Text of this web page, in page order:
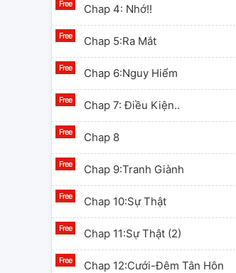
Chap 4: Nhớ!!
Chap 5:Ra Mắt
Chap 6:Nguy Hiểm
Chap 7: Điều Kiện..
Chap 8
Chap 9:Tranh Giành
Chap 10:Sự Thật
Chap 11:Sự Thật (2)
Chap 12:Cưới-Đêm Tân Hôn